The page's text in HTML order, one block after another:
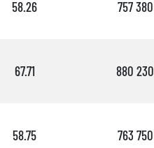
58.26 757 380
67.71 880 230
58.75 763 750